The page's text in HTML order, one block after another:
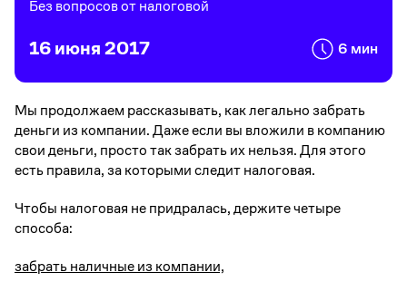
Без вопросов от налоговой
16 июня 2017 6 мин
Мы продолжаем рассказывать, как легально забрать
деньги из компании. Даже если вы вложили в компанию
свои деньги, просто так забрать их нельзя. Для этого
есть правила, за которыми следит налоговая.
Чтобы налоговая не придралась, держите четыре
способа:
забрать наличные из компании,